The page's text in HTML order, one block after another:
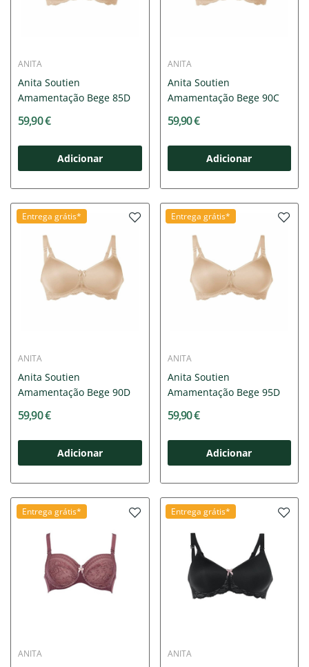
ANITA
Anita Soutien
Amamentação Bege 85D
59,90 €
Adicionar
ANITA
Anita Soutien
Amamentação Bege 90C
59,90 €
Adicionar
Entrega grátis*
ANITA
Anita Soutien
Amamentação Bege 90D
59,90 €
Adicionar
Entrega grátis*
ANITA
Anita Soutien
Amamentação Bege 95D
59,90 €
Adicionar
Entrega grátis*
ANITA
Entrega grátis*
ANITA